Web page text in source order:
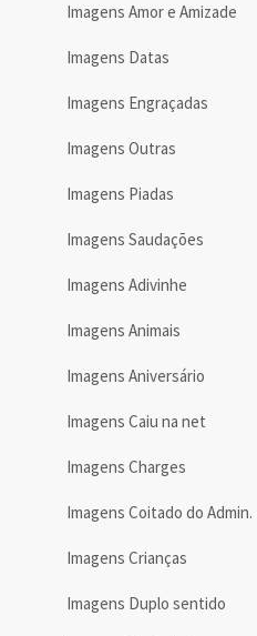
Imagens Amor e Amizade
Imagens Datas
Imagens Engraçadas
Imagens Outras
Imagens Piadas
Imagens Saudações
Imagens Adivinhe
Imagens Animais
Imagens Aniversário
Imagens Caiu na net
Imagens Charges
Imagens Coitado do Admin.
Imagens Crianças
Imagens Duplo sentido